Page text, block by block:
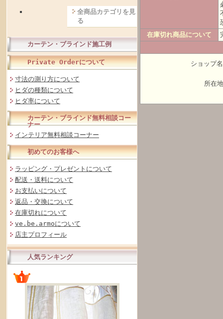
全商品カテゴリを見
る
カーテン・ブラインド施工例
Private Orderについて
寸法の測り方について
ヒダの種類について
ヒダ率について
カーテン・ブラインド無料相談コー
ナー
インテリア無料相談コーナー
初めてのお客様へ
ラッピング・プレゼントについて
配送・送料について
お支払いについて
返品・交換について
在庫切れについて
ve.be.armoについて
店主プロフィール
人気ランキング
在庫切れ商品について
ショップ
所在